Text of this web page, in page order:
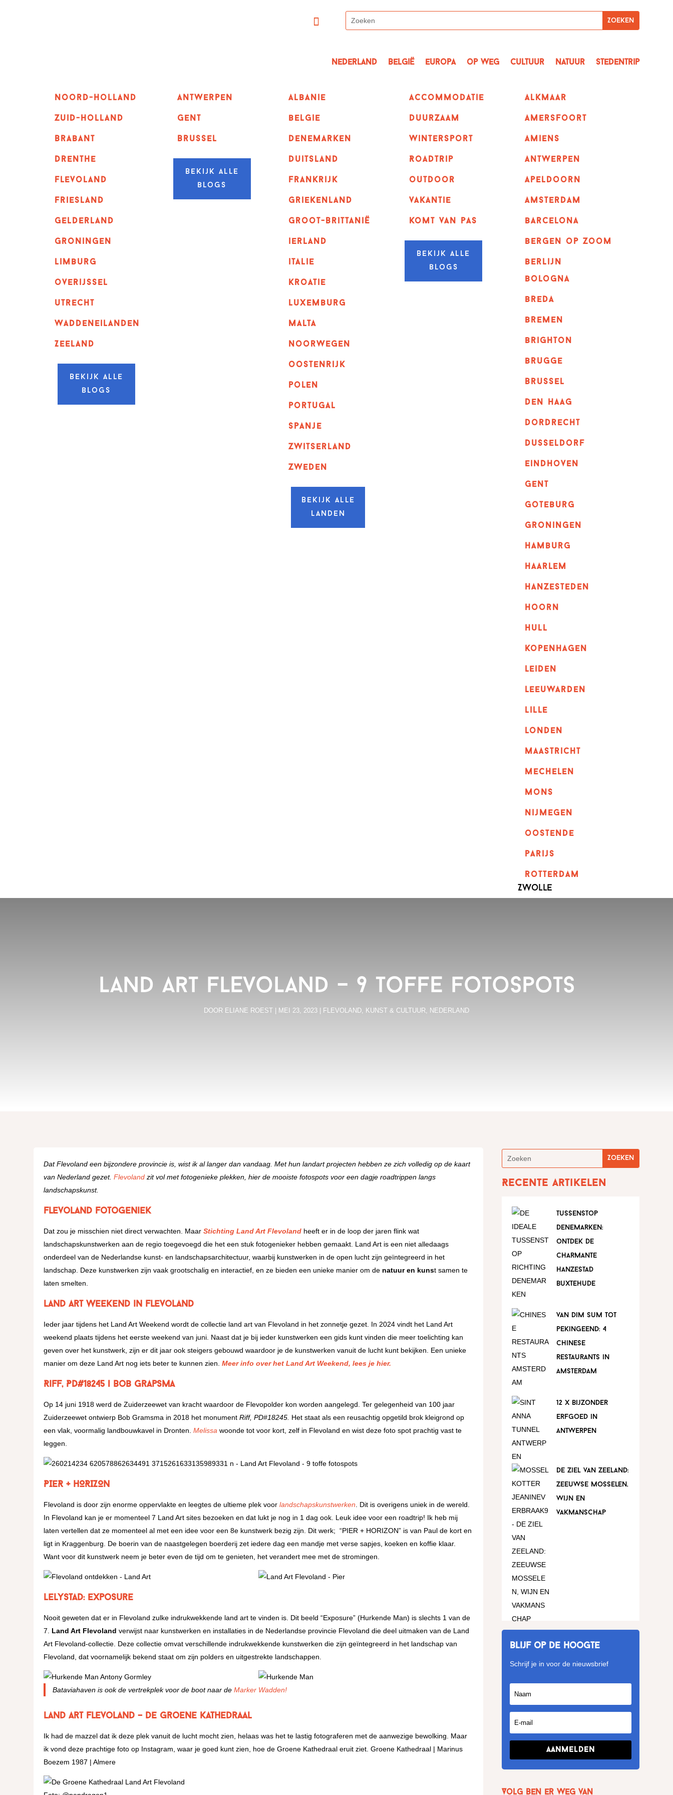
Nederland België Europa op Weg Cultuur Natuur Stedentrip
Noord-holland
zuid-holland
Brabant
Drenthe
Flevoland
Friesland
Gelderland
Groningen
Limburg
overijssel
utrecht
Waddeneilanden
Zeeland
Bekijk alle
blogs
Antwerpen
GENT
Brussel
Bekijk alle
blogs
albanie
belgie
denemarken
duitsland
frankrijk
griekenland
Groot-Brittanië
ierland
italie
kroatie
luxemburg
malta
noorwegen
oostenrijk
polen
portugal
spanje
zwitserland
zweden
Bekijk alle
landen
Accommodatie
Duurzaam
wintersport
Roadtrip
outdoor
vakantie
komt van pas
Bekijk alle
blogs
alkmaar
amersfoort
amiens
Antwerpen
apeldoorn
Amsterdam
barcelona
bergen op zoom
berlijn
bologna
breda
bremen
brighton
brugge
Brussel
Den haag
dordrecht
dusseldorf
eindhoven
GENT
goteburg
groningen
hamburg
haarlem
hanzesteden
hoorn
hull
kopenhagen
leiden
leeuwarden
lille
londen
maastricht
mechelen
mons
nijmegen
oostende
parijs
rotterdam
Zwolle
Land Art Flevoland – 9 toffe fotospots
DOOR ELIANE ROEST MEI 23, 2023 FLEVOLAND, KUNST & CULTUUR, NEDERLAND
Dat Flevoland een bijzondere provincie is, wist ik al langer dan vandaag. Met hun landart projecten hebben ze zich volledig op de kaart
van Nederland gezet.Flevoland zit vol met fotogenieke plekken, hier de mooiste fotospots voor een dagje roadtrippen langs
landschapskunst.
Flevoland fotogeniek
Dat zou je misschien niet direct verwachten. MaarStichting Land Art Flevoland heeft er in de loop der jaren flink wat
landschapskunstwerken aan de regio toegevoegd die het een stuk fotogenieker hebben gemaakt. Land Art is een niet alledaags
onderdeel van de Nederlandse kunst- en landschapsarchitectuur, waarbij kunstwerken in de open lucht zijn geïntegreerd in het
landschap. Deze kunstwerken zijn vaak grootschalig en interactief, en ze bieden een unieke manier om de natuur en kunst samen te
laten smelten.
Land Art Weekend in Flevoland
Ieder jaar tijdens het Land Art Weekend wordt de collectie land art van Flevoland in het zonnetje gezet. In 2024 vindt het Land Art
weekend plaats tijdens het eerste weekend van juni. Naast dat je bij ieder kunstwerken een gids kunt vinden die meer toelichting kan
geven over het kunstwerk, zijn er dit jaar ook steigers gebouwd waardoor je de kunstwerken vanuit de lucht kunt bekijken. Een unieke
manier om deze Land Art nog iets beter te kunnen zien.Meer info over het Land Art Weekend, lees je hier.
Riff, PD#18245 | Bob Grapsma
Op 14 juni 1918 werd de Zuiderzeewet van kracht waardoor de Flevopolder kon worden aangelegd. Ter gelegenheid van 100 jaar
Zuiderzeewet ontwierp Bob Gramsma in 2018 het monumentRiff, PD#18245. Het staat als een reusachtig opgetild brok kleigrond op
een vlak, voormalig landbouwkavel in Dronten.Melissa woonde tot voor kort, zelf in Flevoland en wist deze foto spot prachtig vast te
leggen.
PIER + HORIZON
Flevoland is door zijn enorme oppervlakte en leegtes de ultieme plek voorlandschapskunstwerken . Dit is overigens uniek in de wereld.
In Flevoland kan je er momenteel 7 Land Art sites bezoeken en dat lukt je nog in 1 dag ook. Leuk idee voor een roadtrip! Ik heb mij
laten vertellen dat ze momenteel al met een idee voor een 8e kunstwerk bezig zijn. Dit werk; “PIER + HORIZON” is van Paul de kort en
ligt in Kraggenburg. De boerin van de naastgelegen boerderij zet iedere dag een mandje met verse sapjes, koeken en koffie klaar.
Want voor dit kunstwerk neem je beter even de tijd om te genieten, het verandert mee met de stromingen.
Lelystad: Exposure
Nooit geweten dat er in Flevoland zulke indrukwekkende land art te vinden is. Dit beeld “Exposure” (Hurkende Man) is slechts 1 van de
7. Land Art Flevoland verwijst naar kunstwerken en installaties in de Nederlandse provincie Flevoland die deel uitmaken van de Land
Art Flevoland-collectie. Deze collectie omvat verschillende indrukwekkende kunstwerken die zijn geïntegreerd in het landschap van
Flevoland, dat voornamelijk bekend staat om zijn polders en uitgestrekte landschappen.
Bataviahaven is ook de vertrekplek voor de boot naar de Marker Wadden!
Land Art Flevoland – De groene Kathedraal
Ik had de mazzel dat ik deze plek vanuit de lucht mocht zien, helaas was het te lastig fotograferen met de aanwezige bewolking. Maar
ik vond deze prachtige foto op Instagram, waar je goed kunt zien, hoe de Groene Kathedraal eruit ziet. Groene Kathedraal | Marinus
Boezem 1987 | Almere
Recente artikelen
tussenstop
denemarken:
ontdek de
charmante
hanzestad
buxtehude
van dim sum tot
pekingeend: 4
chinese
restaurants in
amsterdam
12 x bijzonder
erfgoed in
antwerpen
de ziel van zeeland:
zeeuwse mosselen,
wijn en
vakmanschap
Blijf op de hoogte
Schrijf je in voor de nieuwsbrief
Aanmelden
Volg Ben er weg van